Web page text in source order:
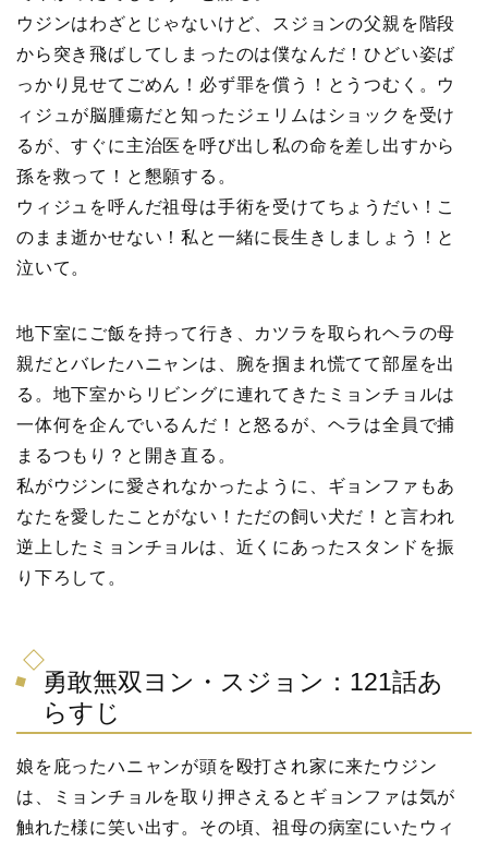
ウジンはわざとじゃないけど、スジョンの父親を階段
から突き飛ばしてしまったのは僕なんだ！ひどい姿ば
っかり見せてごめん！必ず罪を償う！とうつむく。ウ
ィジュが脳腫瘍だと知ったジェリムはショックを受け
るが、すぐに主治医を呼び出し私の命を差し出すから
孫を救って！と懇願する。
ウィジュを呼んだ祖母は手術を受けてちょうだい！こ
のまま逝かせない！私と一緒に長生きしましょう！と
泣いて。
地下室にご飯を持って行き、カツラを取られヘラの母
親だとバレたハニャンは、腕を掴まれ慌てて部屋を出
る。地下室からリビングに連れてきたミョンチョルは
一体何を企んでいるんだ！と怒るが、ヘラは全員で捕
まるつもり？と開き直る。
私がウジンに愛されなかったように、ギョンファもあ
なたを愛したことがない！ただの飼い犬だ！と言われ
逆上したミョンチョルは、近くにあったスタンドを振
り下ろして。
勇敢無双ヨン・スジョン：121話あ
らすじ
娘を庇ったハニャンが頭を殴打され家に来たウジン
は、ミョンチョルを取り押さえるとギョンファは気が
触れた様に笑い出す。その頃、祖母の病室にいたウィ